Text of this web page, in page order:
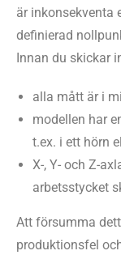
är inkonsekventa
definierad
Innan du skickar
alla mått är i
modellen har
t.ex. i ett hörn
X-, Y- och Z-
arbetsstycket
Att försumma
produktionsfel